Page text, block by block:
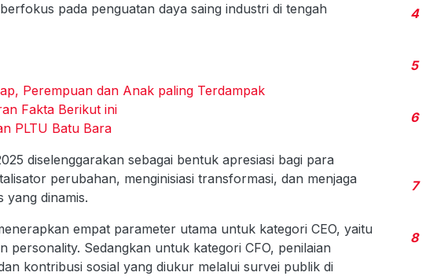
pada penguatan daya saing industri di tengah
Perempuan dan Anak paling Terdampak
Fakta Berikut ini
PLTU Batu Bara
diselenggarakan sebagai bentuk apresiasi bagi para
perubahan, menginisiasi transformasi, dan menjaga
yang dinamis.
empat parameter utama untuk kategori CEO, yaitu
personality. Sedangkan untuk kategori CFO, penilaian
kontribusi sosial yang diukur melalui survei publik di
4
5
6
7
8